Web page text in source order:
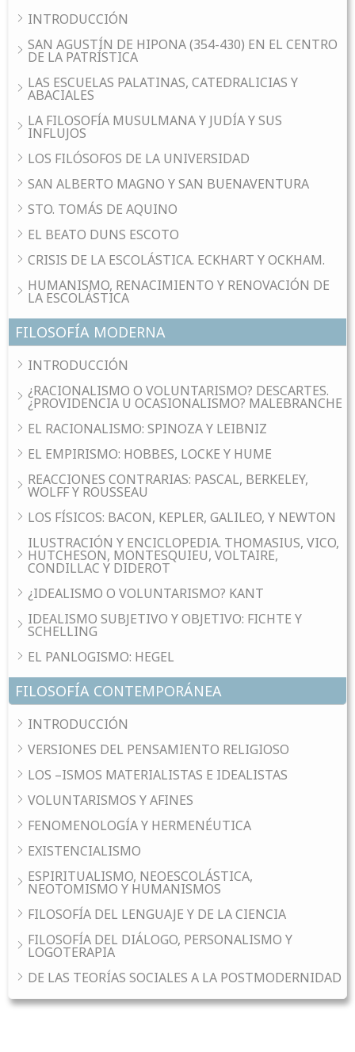
INTRODUCCIÓN
SAN AGUSTÍN DE HIPONA (354-430) EN EL CENTRO
DE LA PATRÍSTICA
LAS ESCUELAS PALATINAS, CATEDRALICIAS Y
ABACIALES
LA FILOSOFÍA MUSULMANA Y JUDÍA Y SUS
INFLUJOS
LOS FILÓSOFOS DE LA UNIVERSIDAD
SAN ALBERTO MAGNO Y SAN BUENAVENTURA
STO. TOMÁS DE AQUINO
EL BEATO DUNS ESCOTO
CRISIS DE LA ESCOLÁSTICA. ECKHART Y OCKHAM.
HUMANISMO, RENACIMIENTO Y RENOVACIÓN DE
LA ESCOLÁSTICA
FILOSOFÍA MODERNA
INTRODUCCIÓN
¿RACIONALISMO O VOLUNTARISMO? DESCARTES.
¿PROVIDENCIA U OCASIONALISMO? MALEBRANCHE
EL RACIONALISMO: SPINOZA Y LEIBNIZ
EL EMPIRISMO: HOBBES, LOCKE Y HUME
REACCIONES CONTRARIAS: PASCAL, BERKELEY,
WOLFF Y ROUSSEAU
LOS FÍSICOS: BACON, KEPLER, GALILEO, Y NEWTON
ILUSTRACIÓN Y ENCICLOPEDIA. THOMASIUS, VICO,
HUTCHESON, MONTESQUIEU, VOLTAIRE,
CONDILLAC Y DIDEROT
¿IDEALISMO O VOLUNTARISMO? KANT
IDEALISMO SUBJETIVO Y OBJETIVO: FICHTE Y
SCHELLING
EL PANLOGISMO: HEGEL
FILOSOFÍA CONTEMPORÁNEA
INTRODUCCIÓN
VERSIONES DEL PENSAMIENTO RELIGIOSO
LOS –ISMOS MATERIALISTAS E IDEALISTAS
VOLUNTARISMOS Y AFINES
FENOMENOLOGÍA Y HERMENÉUTICA
EXISTENCIALISMO
ESPIRITUALISMO, NEOESCOLÁSTICA,
NEOTOMISMO Y HUMANISMOS
FILOSOFÍA DEL LENGUAJE Y DE LA CIENCIA
FILOSOFÍA DEL DIÁLOGO, PERSONALISMO Y
LOGOTERAPIA
DE LAS TEORÍAS SOCIALES A LA POSTMODERNIDAD